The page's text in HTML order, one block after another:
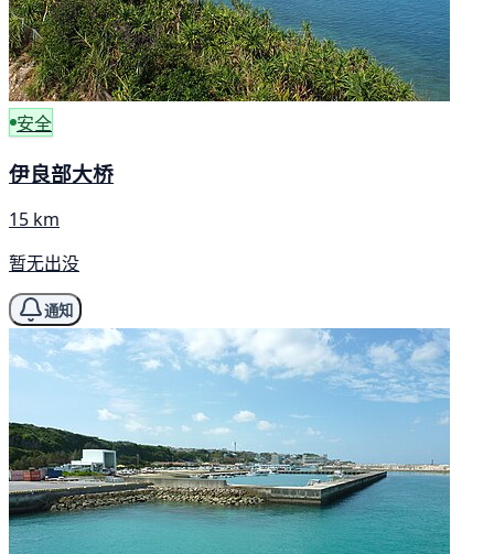
安全
伊良部大桥
15 km
暂无出没
通知